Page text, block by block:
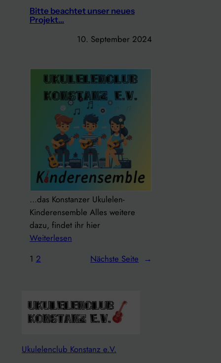
g
3
.
2
0
2
5
e
s
y
M
o
n
d
a
y
Bitte beachtet unser neues
Projekt…
10. September 2024
…das Konstanzer Ukulelen-
Kinderensemble Alles weitere
dazu, findet ihr hier
Weiterlesen:
e
b
c
1 2 Nächste Seite →
Ukulelenclub Konstanz e.V.